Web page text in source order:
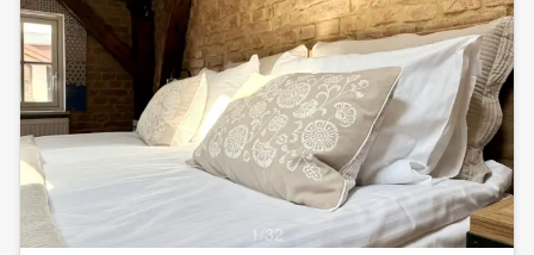
1 /32